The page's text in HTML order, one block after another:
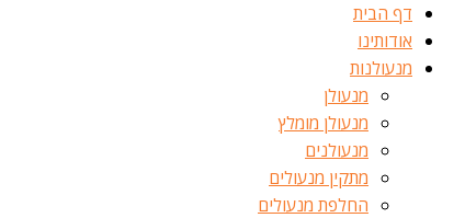
דף הבית
אודותינו
מנעולנות
מנעולן
מנעולן מומלץ
מנעולנים
מתקין מנעולים
החלפת מנעולים